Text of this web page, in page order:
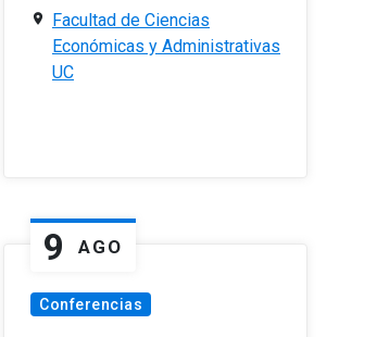
Facultad de Ciencias
Económicas y Administrativas
UC
9 AGO
Conferencias